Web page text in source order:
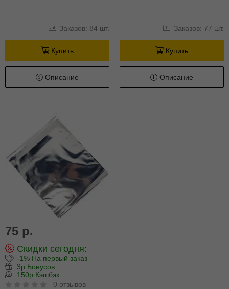
Заказов: 84 шт.
Купить
Описание
Заказов: 77 шт.
Купить
Описание
75 р.
Скидки сегодня:
-1% На первый заказ
3р Бонусов
150р Кэшбэк
0 отзывов